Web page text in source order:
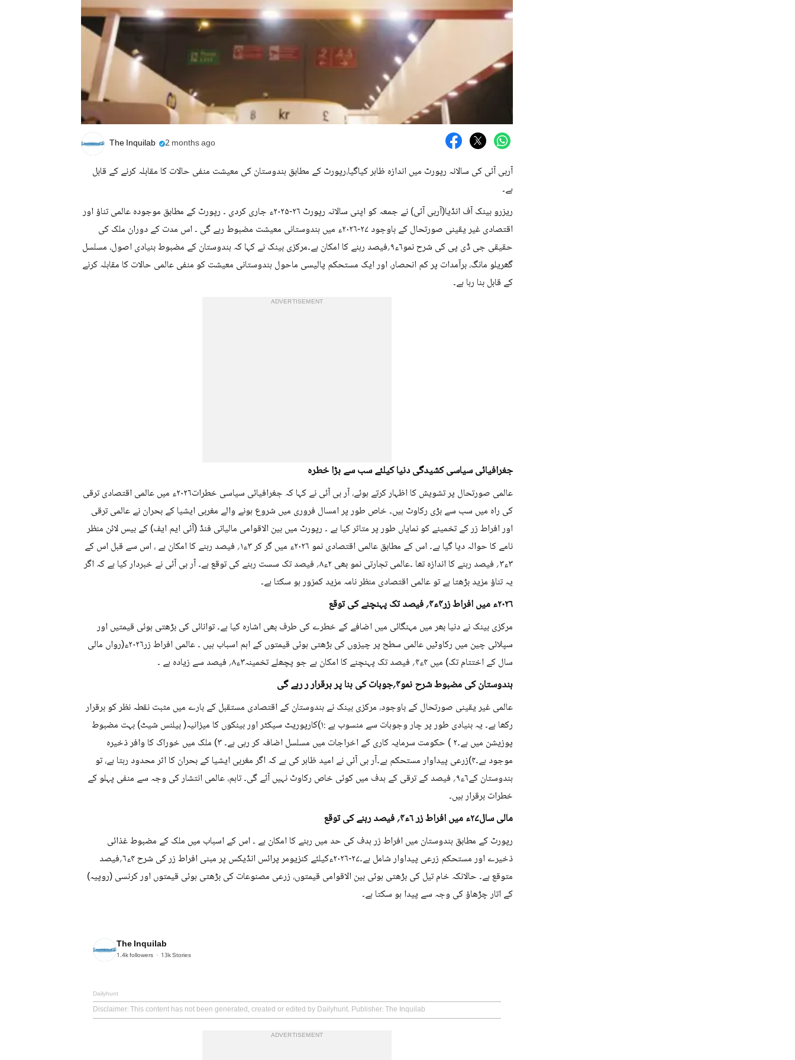
The Inquilab 2 months ago
آربی آئی کی سالانہ رپورٹ میں اندازہ ظاہر کیاگیا،رپورٹ کے مطابق ہندوستان کی معیشت منفی حالات کا مقابلہ کرنے کے قابل
ہے۔
ریزرو بینک آف انڈیا(آربی آئی) نے جمعہ کو اپنی سالانہ رپورٹ ۲۶-۲۰۲۵ء جاری کردی ۔ رپورٹ کے مطابق موجودہ عالمی تناؤ اور
اقتصادی غیر یقینی صورتحال کے باوجود ۲۷-۲۰۲۶ء میں ہندوستانی معیشت مضبوط رہے گی ۔ اس مدت کے دوران ملک کی
حقیقی جی ڈی پی کی شرح نمو۶ء۹؍فیصد رہنے کا امکان ہے۔مرکزی بینک نے کہا کہ ہندوستان کے مضبوط بنیادی اصول، مسلسل
گھریلو مانگ، برآمدات پر کم انحصار، اور ایک مستحکم پالیسی ماحول ہندوستانی معیشت کو منفی عالمی حالات کا مقابلہ کرنے
کے قابل بنا رہا ہے۔
ADVERTISEMENT
جغرافیائی سیاسی کشیدگی دنیا کیلئے سب سے بڑا خطرہ
عالمی صورتحال پر تشویش کا اظہار کرتے ہوئے، آر بی آئی نے کہا کہ جغرافیائی سیاسی خطرات۲۰۲۶ء میں عالمی اقتصادی ترقی
کی راہ میں سب سے بڑی رکاوٹ ہیں۔ خاص طور پر امسال فروری میں شروع ہونے والے مغربی ایشیا کے بحران نے عالمی ترقی
اور افراط زر کے تخمینے کو نمایاں طور پر متاثر کیا ہے ۔ رپورٹ میں بین الاقوامی مالیاتی فنڈ (آئی ایم ایف) کے بیس لائن منظر
نامے کا حوالہ دیا گیا ہے۔ اس کے مطابق عالمی اقتصادی نمو ۲۰۲۶ء میں گر کر ۳ء۱؍ فیصد رہنے کا امکان ہے ، اس سے قبل اس کے
۳ء۳؍ فیصد رہنے کا اندازہ تھا ۔عالمی تجارتی نمو بھی ۲ء۸؍ فیصد تک سست رہنے کی توقع ہے۔ آر بی آئی نے خبردار کیا ہے کہ اگر
یہ تناؤ مزید بڑھتا ہے تو عالمی اقتصادی منظر نامہ مزید کمزور ہو سکتا ہے۔
۲۰۲۶ء میں افراط زر۴ء۴؍ فیصد تک پہنچنے کی توقع
مرکزی بینک نے دنیا بھر میں مہنگائی میں اضافے کے خطرے کی طرف بھی اشارہ کیا ہے۔ توانائی کی بڑھتی ہوئی قیمتیں اور
سپلائی چین میں رکاوٹیں عالمی سطح پر چیزوں کی بڑھتی ہوئی قیمتوں کے اہم اسباب ہیں ۔ عالمی افراط زر۲۰۲۶ء(رواں مالی
سال کے اختتام تک) میں ۴ء۴؍ فیصد تک پہنچنے کا امکان ہے جو پچھلے تخمینہ۳ء۸؍ فیصد سے زیادہ ہے ۔
ہندوستان کی مضبوط شرح نمو۴؍جوہات کی بنا پر برقرار ر رہے گی
عالمی غیر یقینی صورتحال کے باوجود، مرکزی بینک نے ہندوستان کے اقتصادی مستقبل کے بارے میں مثبت نقطہ نظر کو برقرار
رکھا ہے۔ یہ بنیادی طور پر چار وجوہات سے منسوب ہے :۱)کارپوریٹ سیکٹر اور بینکوں کا میزانیہ( بیلنس شیٹ) بہت مضبوط
پوزیشن میں ہے۔۲ ) حکومت سرمایہ کاری کے اخراجات میں مسلسل اضافہ کر رہی ہے۔ ۳) ملک میں خوراک کا وافر ذخیرہ
موجود ہے۔۴)زرعی پیداوار مستحکم ہے۔آر بی آئی نے امید ظاہر کی ہے کہ اگر مغربی ایشیا کے بحران کا اثر محدود رہتا ہے، تو
ہندوستان کے۶ء۹؍ فیصد کے ترقی کے ہدف میں کوئی خاص رکاوٹ نہیں آئے گی۔ تاہم، عالمی انتشار کی وجہ سے منفی پہلو کے
خطرات برقرار ہیں۔
مالی سال۲۷ء میں افراط زر ۶ء۴؍ فیصد رہنے کی توقع
رپورٹ کے مطابق ہندوستان میں افراط زر ہدف کی حد میں رہنے کا امکان ہے ۔ اس کے اسباب میں ملک کے مضبوط غذائی
ذخیرے اور مستحکم زرعی پیداوار شامل ہے۔۲۷-۲۰۲۶ءکیلئے کنزیومر پرائس انڈیکس پر مبنی افراط زر کی شرح ۴ء۶؍فیصد
متوقع ہے۔ حالانکہ خام تیل کی بڑھتی ہوئی بین الاقوامی قیمتوں، زرعی مصنوعات کی بڑھتی ہوئی قیمتوں اور کرنسی (روپیہ)
کے اتار چڑھاؤ کی وجہ سے پیدا ہو سکتا ہے۔
The Inquilab
1.4kfollowers 13kStories
Dailyhunt
Disclaimer: This content has not been generated, created or edited by Dailyhunt. Publisher: The Inquilab
ADVERTISEMENT